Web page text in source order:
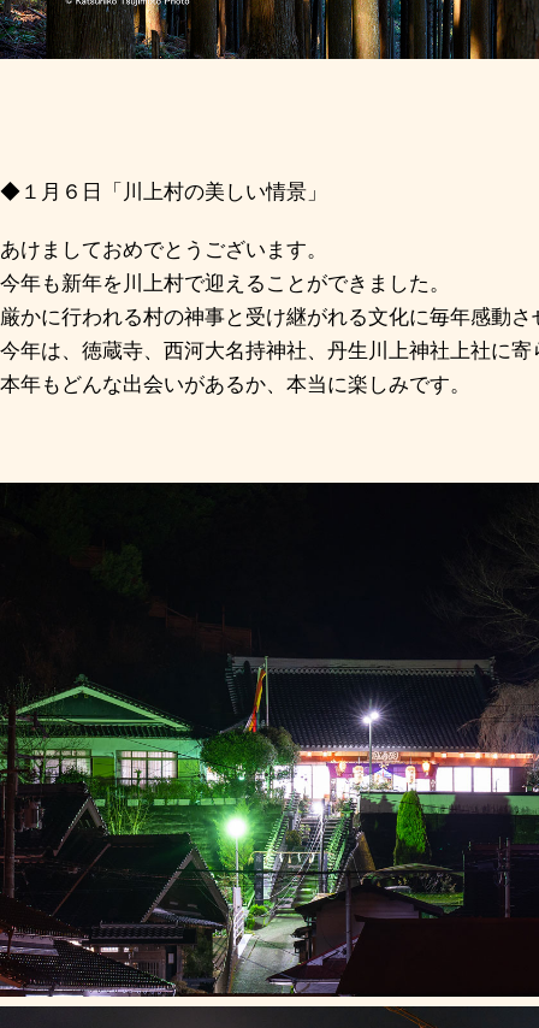
◆１月６日「川上村の美しい情景」
あけましておめでとうございます。
今年も新年を川上村で迎えることができました。
厳かに行われる村の神事と受け継がれる文化に毎年感動さ
今年は、徳蔵寺、西河大名持神社、丹生川上神社上社に
本年もどんな出会いがあるか、本当に楽しみです。